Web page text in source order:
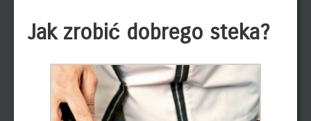
Jak zrobić dobrego steka?